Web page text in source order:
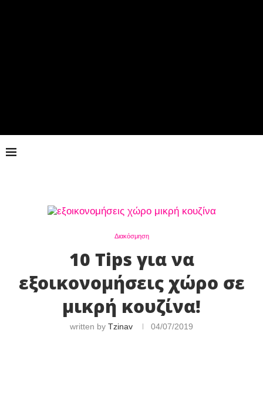
Διακόσμηση
10 Tips για να
εξοικονομήσεις χώρο σε
μικρή κουζίνα!
written by Tzinav 04/07/2019